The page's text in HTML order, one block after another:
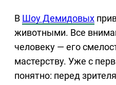
В Шоу Демидовых
животными. Все
человеку — его
мастерству. Уже с
понятно: перед